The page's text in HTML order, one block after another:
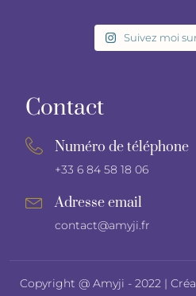
Suivez moi
Contact
Numéro de téléphone
+33 6 84 58 18 06
Adresse email
contact@amyji.fr
Copyright @ Amyji - 2022 |